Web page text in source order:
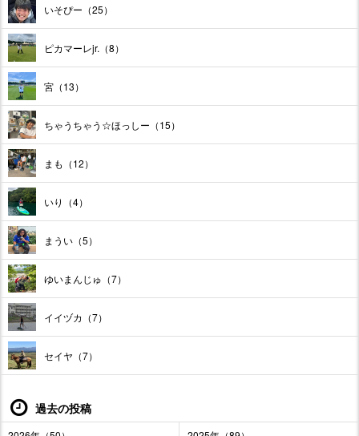
いそぴー（25）
ピカマーレjr.（8）
宮（13）
ちゃうちゃう☆ほっしー（15）
まも（12）
いり（4）
まうい（5）
ゆいまんじゅ（7）
イイヅカ（7）
セイヤ（7）
過去の投稿